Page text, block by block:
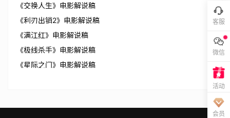
《交换人生》电影解说稿
《利刃出销2》电影解说稿
《满江红》电影解说稿
《极线杀手》电影解说稿
《星际之门》电影解说稿
客服
微信
活动
会员